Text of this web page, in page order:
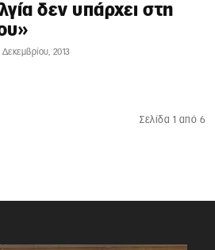
δεν υπάρχει στη
Δεκεμβρίου, 2013
Σελίδα 1 από 6